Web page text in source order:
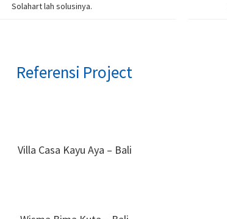
Solahart lah solusinya.
Referensi Project
Villa Casa Kayu Aya – Bali